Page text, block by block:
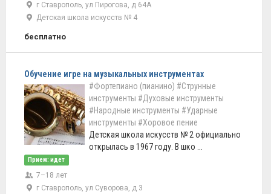
г Ставрополь, ул Пирогова, д 64А
Детская школа искусств № 4
бесплатно
Обучение игре на музыкальных инструментах
#Фортепиано (пианино) #Струнные
инструменты #Духовые инструменты
#Народные инструменты #Ударные
инструменты #Хоровое пение
Детская школа искусств № 2 официально
открылась в 1967 году. В шко ...
Прием: идет
7–18 лет
г Ставрополь, ул Суворова, д 3